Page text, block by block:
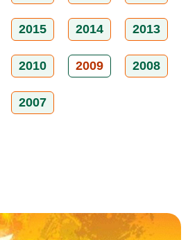
2015 2014 2013
2010 2009 2008
2007